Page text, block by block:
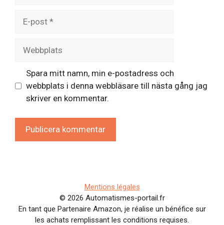
post
Spara mitt namn, min e-postadress och
webbplats i denna webbläsare till nästa gång jag
skriver en kommentar.
Mentions légales
© 2026 Automatismes-portail.fr
En tant que Partenaire Amazon, je réalise un bénéfice sur
les achats remplissant les conditions requises.